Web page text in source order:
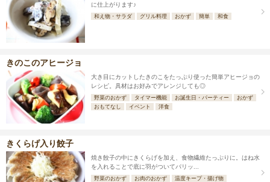
に仕上がります♪
和え物・サラダ グリル料理 おかず 簡単 和食
きのこのアヒージョ
大き目にカットしたきのこをたっぷり使った簡単アヒージョの
レシピ。具材はお好みでアレンジしても◎
野菜のおかず タイマー機能 お誕生日・パーティー
おかず
おもてなし
イベント 洋食
きくらげ入り餃子
焼き餃子の中にきくらげを加え、食物繊維たっぷりに。はね水
を入れることで底に羽がついてパリッ...
野菜のおかず お肉のおかず
温度キープ・揚げ物